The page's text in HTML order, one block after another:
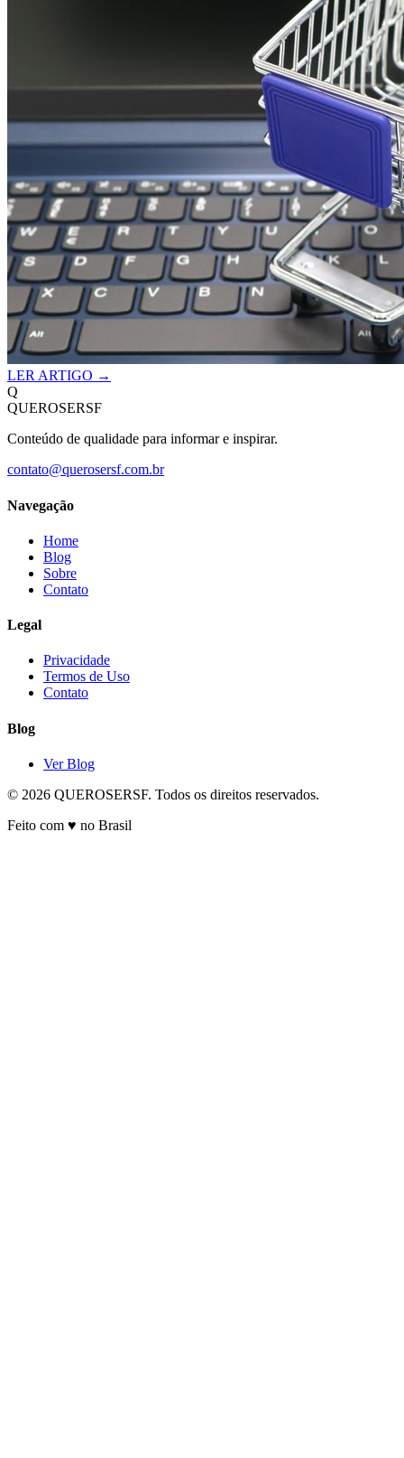
LER ARTIGO →
Q
QUEROSERSF
Conteúdo de qualidade para informar e inspirar.
contato@querosersf.com.br
Navegação
Home
Blog
Sobre
Contato
Legal
Privacidade
Termos de Uso
Contato
Blog
Ver Blog
© 2026 QUEROSERSF. Todos os direitos reservados.
Feito com ♥ no Brasil